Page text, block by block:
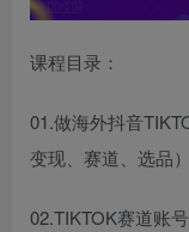
课程目录：
01.做海外抖音
变现、赛道、选品
02.TIKTOK赛道账